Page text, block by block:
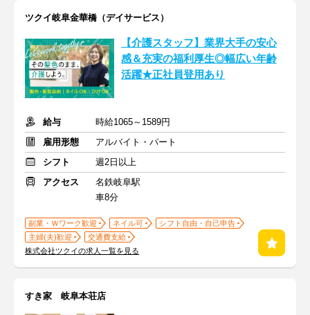
ツクイ岐阜金華橋（デイサービス）
【介護スタッフ】業界大手の安心
感＆充実の福利厚生◎幅広い年齢
活躍★正社員登用あり
給与
時給1065～1589円
雇用形態
アルバイト・パート
シフト
週2日以上
アクセス
名鉄岐阜駅
車8分
副業・Ｗワーク歓迎 ネイル可
シフト自由・自己申告
主婦(夫)歓迎
交通費支給
株式会社ツクイの求人一覧を見る
すき家 岐阜本荘店